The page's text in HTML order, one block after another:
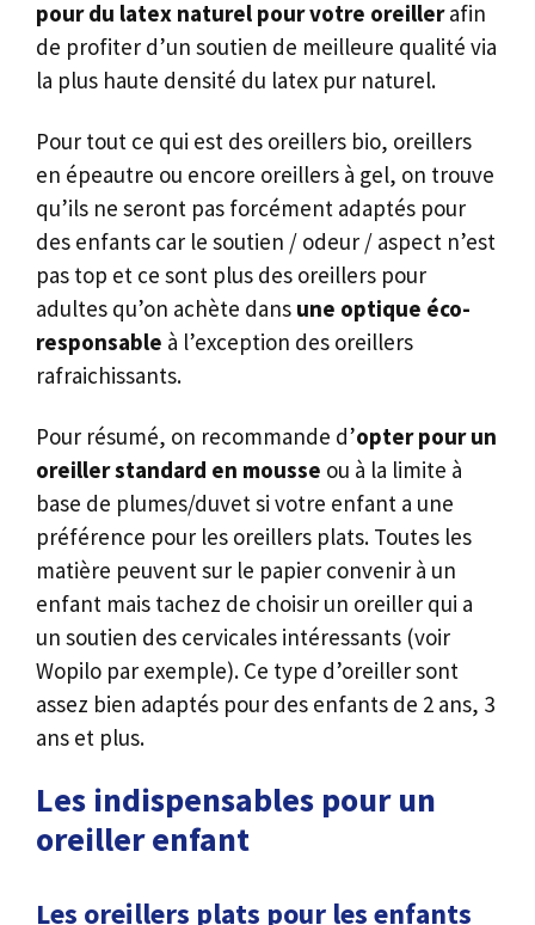
pour du latex naturel pour votre oreillerafin
de profiter d’un soutien de meilleure qualité via
la plus haute densité du latex pur naturel.
Pour tout ce qui est des oreillers bio, oreillers
en épeautre ou encore oreillers à gel, on trouve
qu’ils ne seront pas forcément adaptés pour
des enfants car le soutien / odeur / aspect n’est
pas top et ce sont plus des oreillers pour
adultes qu’on achète dans une optique éco-
responsable à l’exception des oreillers
rafraichissants.
Pour résumé, on recommande d’opter pour un
oreiller standard en mousse ou à la limite à
base de plumes/duvet si votre enfant a une
préférence pour les oreillers plats. Toutes les
matière peuvent sur le papier convenir à un
enfant mais tachez de choisir un oreiller qui a
un soutien des cervicales intéressants (voir
Wopilo par exemple). Ce type d’oreiller sont
assez bien adaptés pour des enfants de 2 ans, 3
ans et plus.
Les indispensables pour un
oreiller enfant
Les oreillers plats pour les enfants